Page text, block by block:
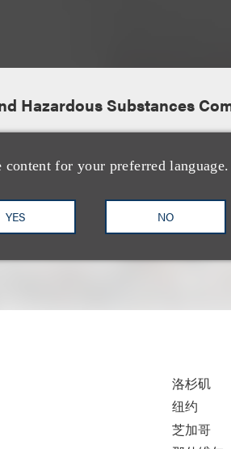
for your preferred
YES NO
Hazardous Substances
洛杉矶
纽约
芝加哥